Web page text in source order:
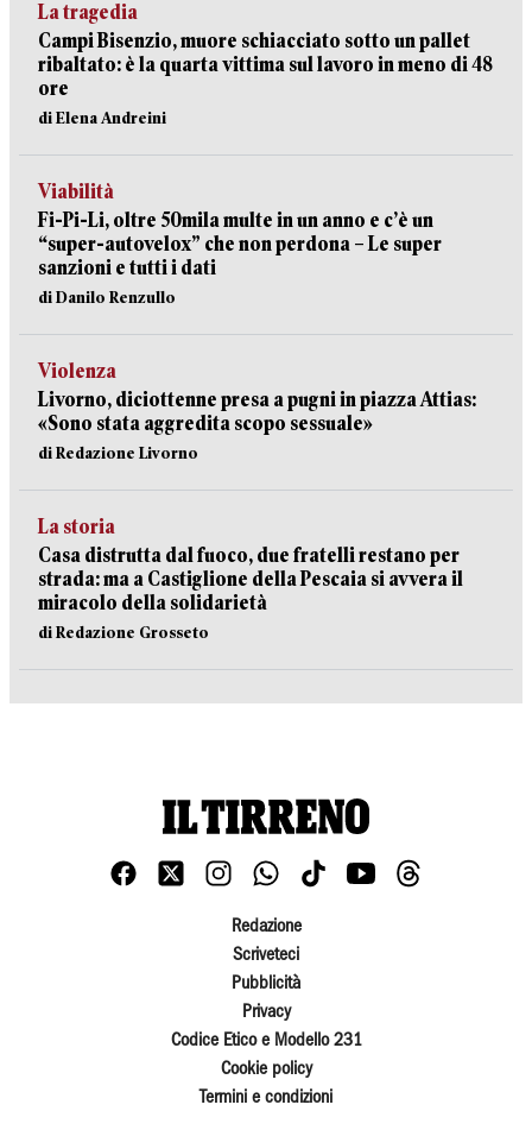
La tragedia
Campi Bisenzio, muore schiacciato sotto un pallet
ribaltato: è la quarta vittima sul lavoro in meno di 48
ore
di Elena Andreini
Viabilità
Fi-Pi-Li, oltre 50mila multe in un anno e c’è un
“super-autovelox” che non perdona – Le super
sanzioni e tutti i dati
di Danilo Renzullo
Violenza
Livorno, diciottenne presa a pugni in piazza Attias:
«Sono stata aggredita scopo sessuale»
di Redazione Livorno
La storia
Casa distrutta dal fuoco, due fratelli restano per
strada: ma a Castiglione della Pescaia si avvera il
miracolo della solidarietà
di Redazione Grosseto
Redazione
Scriveteci
Pubblicità
Privacy
Codice Etico e Modello 231
Cookie policy
Termini e condizioni